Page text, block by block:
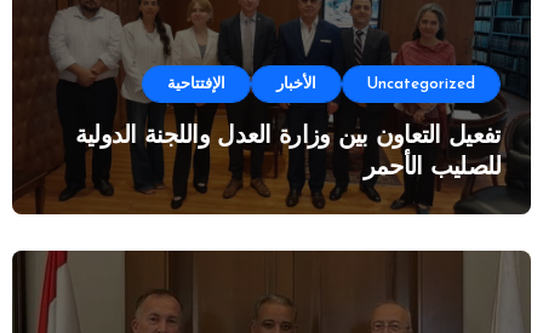
Uncategorized الأخبار الإفتتاحية
تفعيل التعاون بين وزارة العدل واللجنة الدولية
للصليب الأحمر